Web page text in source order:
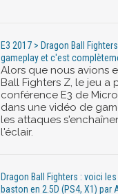
E3 2017 > Dragon Ball
gameplay et c'est
Alors que nous avions
Ball Fighters Z, le jeu a
conférence E3 de
dans une vidéo de
les attaques
l'éclair.
Dragon Ball Fighters : voici
baston en 2.5D (PS4, X1) par